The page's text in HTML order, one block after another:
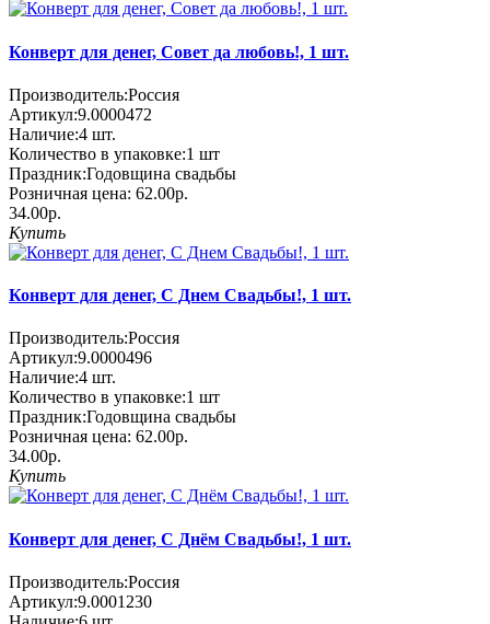
Конверт для денег, Совет да любовь!, 1 шт.
Производитель:Россия
Артикул:9.0000472
Наличие:4 шт.
Количество в упаковке:1 шт
Праздник:Годовщина свадьбы
Розничная цена: 62.00р.
34.00р.
Купить
Конверт для денег, С Днем Свадьбы!, 1 шт.
Производитель:Россия
Артикул:9.0000496
Наличие:4 шт.
Количество в упаковке:1 шт
Праздник:Годовщина свадьбы
Розничная цена: 62.00р.
34.00р.
Купить
Конверт для денег, С Днём Свадьбы!, 1 шт.
Производитель:Россия
Артикул:9.0001230